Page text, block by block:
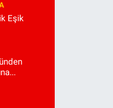
Eşik